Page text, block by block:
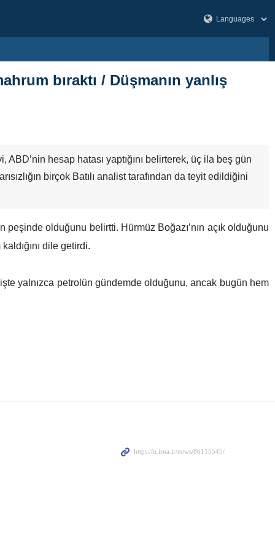
bıraktı / Düşmanın yanlış
hesap hatası yaptığını belirterek, üç ila beş gün
birçok Batılı analist tarafından da teyit edildiğini
olduğunu belirtti. Hürmüz Boğazı’nın açık olduğunu
dile getirdi.
yalnızca petrolün gündemde olduğunu, ancak bugün hem